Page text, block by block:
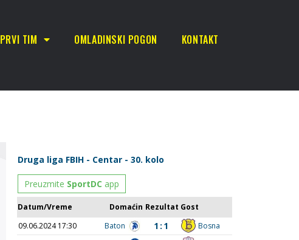
PRVI TIM OMLADINSKI POGON KONTAKT